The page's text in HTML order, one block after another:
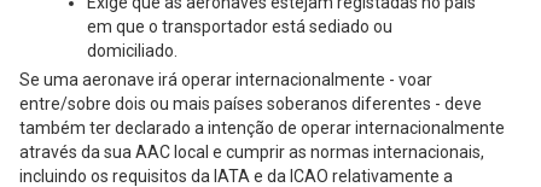
em que o transportador está sediado ou
domiciliado.
Se uma aeronave irá operar internacionalmente - voar
entre/sobre dois ou mais países soberanos diferentes - deve
também ter declarado a intenção de operar internacionalmente
através da sua AAC local e cumprir as normas internacionais,
incluindo os requisitos da IATA e da ICAO relativamente a